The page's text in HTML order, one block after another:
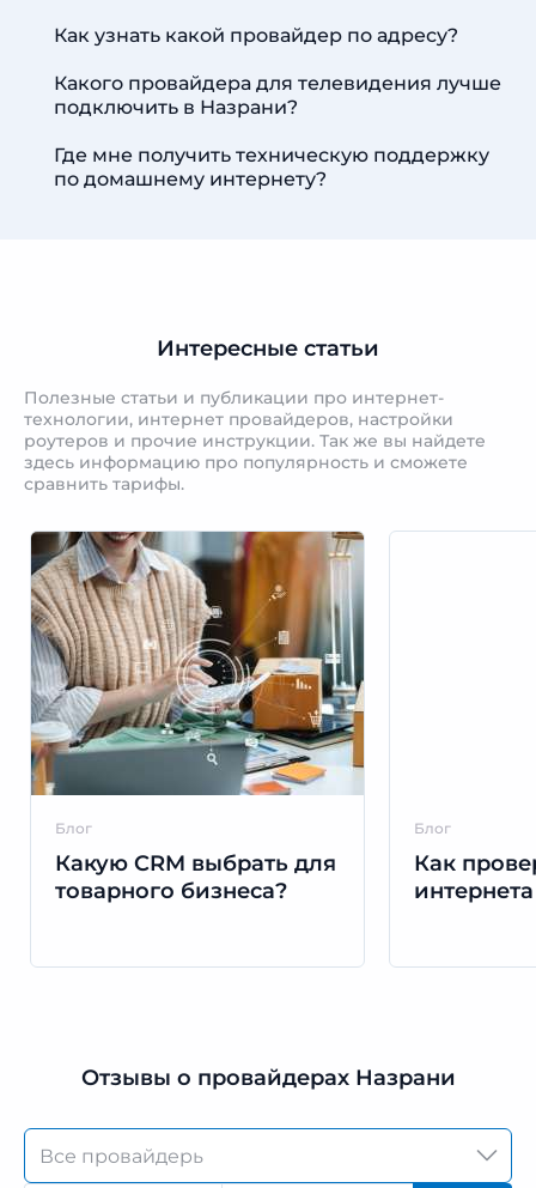
Как узнать какой провайдер по адресу?
Какого провайдера для телевидения лучше
подключить в Назрани?
Где мне получить техническую поддержку
по домашнему интернету?
Интересные статьи
Полезные статьи и публикации про интернет-
технологии, интернет провайдеров, настройки
роутеров и прочие инструкции. Так же вы найдете
здесь информацию про популярность и сможете
сравнить тарифы.
Блог
Какую CRM выбрать для
товарного бизнеса?
Блог
Как
интернета
Отзывы о провайдерах Назрани